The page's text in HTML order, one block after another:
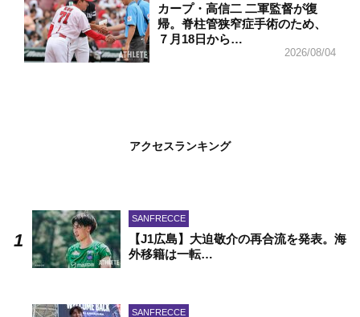
カープ・高信二 二軍監督が復
帰。脊柱管狭窄症手術のため、
７月18日から…
2026/08/04
アクセスランキング
SANFRECCE
【J1広島】大迫敬介の再合流を発表。海
外移籍は一転…
SANFRECCE